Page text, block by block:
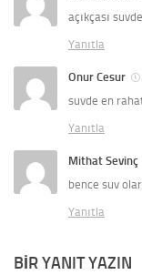
açıkçası
Yanıtla
Onur Cesur
suvde en
Yanıtla
Mithat Sevinç
bence suv
Yanıtla
BIR YANIT YAZIN